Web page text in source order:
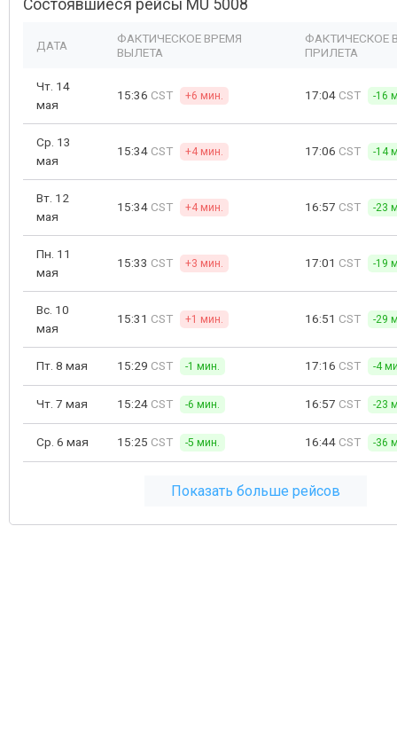
Состоявшиеся рейсы MU 5008
ДАТА
ФАКТИЧЕСКОЕ ВРЕМЯ
ВЫЛЕТА
ФАКТИЧЕСКОЕ
ПРИЛЕТА
Чт. 14
мая
15:36 CST +6 мин. 17:04 CST -16
Ср. 13
мая
15:34 CST +4 мин. 17:06 CST -14
Вт. 12
мая
15:34 CST +4 мин. 16:57 CST -23
Пн. 11
мая
15:33 CST +3 мин. 17:01 CST -19
Вс. 10
мая
15:31 CST +1 мин. 16:51 CST -29
Пт. 8 мая 15:29 CST -1 мин. 17:16 CST -4
Чт. 7 мая 15:24 CST -6 мин. 16:57 CST -23
Ср. 6 мая 15:25 CST -5 мин. 16:44 CST -36
Показать больше рейсов